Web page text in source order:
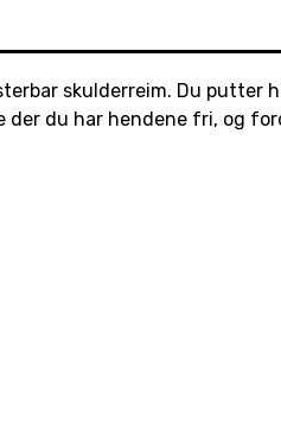
skulderreim. Du putter
der du har hendene fri, og